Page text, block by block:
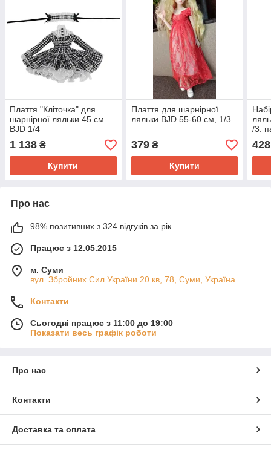
Плаття "Кліточка" для
шарнірної ляльки 45 см
BJD 1/4
1 138 ₴
Купити
Плаття для шарнірної
ляльки BJD 55-60 см, 1/3
379₴
Купити
/3:
428
Про нас
98% позитивних з 324 відгуків за рік
Працює з 12.05.2015
м. Суми
вул. Збройних Сил України 20 кв, 78, Суми, Україна
Контакти
Сьогодні працює з 11:00 до 19:00
Показати весь графік роботи
Про нас
Контакти
Доставка та оплата